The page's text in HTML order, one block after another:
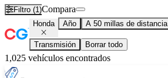
Filtro (1)Compara
Honda Año A 50 millas de distancia
Transmisión Borrar todo
1,025 vehículos encontrados